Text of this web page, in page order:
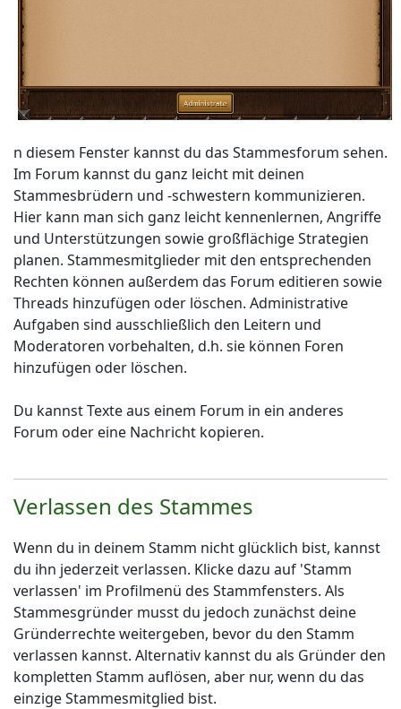
n diesem Fenster kannst du das Stammesforum sehen.
Im Forum kannst du ganz leicht mit deinen
Stammesbrüdern und -schwestern kommunizieren.
Hier kann man sich ganz leicht kennenlernen, Angriffe
und Unterstützungen sowie großflächige Strategien
planen. Stammesmitglieder mit den entsprechenden
Rechten können außerdem das Forum editieren sowie
Threads hinzufügen oder löschen. Administrative
Aufgaben sind ausschließlich den Leitern und
Moderatoren vorbehalten, d.h. sie können Foren
hinzufügen oder löschen.
Du kannst Texte aus einem Forum in ein anderes
Forum oder eine Nachricht kopieren.
Verlassen des Stammes
Wenn du in deinem Stamm nicht glücklich bist, kannst
du ihn jederzeit verlassen. Klicke dazu auf 'Stamm
verlassen' im Profilmenü des Stammfensters. Als
Stammesgründer musst du jedoch zunächst deine
Gründerrechte weitergeben, bevor du den Stamm
verlassen kannst. Alternativ kannst du als Gründer den
kompletten Stamm auflösen, aber nur, wenn du das
einzige Stammesmitglied bist.